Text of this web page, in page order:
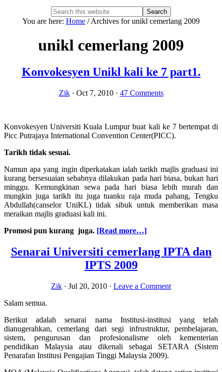
Search
this
Hide
You are here: Home /Archives for unikl cemerlang 2009
unikl cemerlang 2009
Konvokesyen Unikl kali ke 7 part1.
Zik· Oct 7, 2010· 47 Comments
Konvokesyen Universiti Kuala Lumpur buat kali ke 7 bertempat di
Picc Putrajaya International Convention Center(PICC).
Tarikh tidak sesuai.
Namun apa yang ingin diperkatakan ialah tarikh majlis graduasi ini
kurang bersesuaian sebabnya dilakukan pada hari biasa, bukan hari
minggu. Kemungkinan sewa pada hari biasa lebih murah dan
mungkin juga tarikh itu juga tuanku raja muda pahang, Tengku
Abdullah(canselor UniKL) tidak sibuk untuk memberikan masa
meraikan majlis graduasi kali ini.
Promosi pun kurang juga. [Read more…]about
Unikl
kali
part1.
Senarai Universiti cemerlang IPTA dan
IPTS 2009
Zik · Jul 20, 2010 · Leave a Comment
Salam semua.
Berikut adalah senarai nama Institusi-institusi yang telah
dianugerahkan, cemerlang dari segi infrustruktur, pembelajaran,
sistem, pengurusan dan profesionalisme oleh kementerian
pendidikan Malaysia atau dikenali sebagai SETARA (Sistem
Penarafan Institusi Pengajian Tinggi Malaysia 2009).